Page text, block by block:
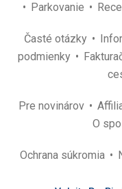
Parkovanie
Časté otázky
podmienky
Pre novinárov
O
Ochrana súkromia